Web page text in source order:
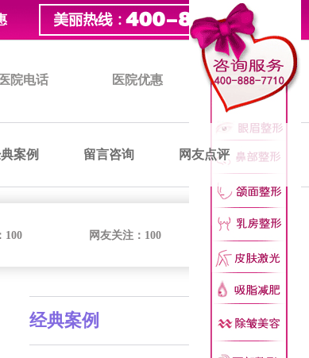
医院电话 医院优惠 医院价格
案例 留言咨询 网友点评
100 网友关注： 100
经典案例